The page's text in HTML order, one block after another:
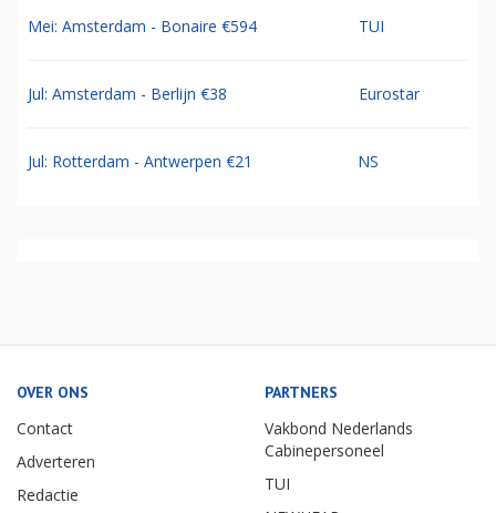
Mei: Amsterdam - Bonaire €594 TUI
Jul: Amsterdam - Berlijn €38 Eurostar
Jul: Rotterdam - Antwerpen €21 NS
OVER ONS
Contact
Adverteren
Redactie
PARTNERS
Vakbond Nederlands
Cabinepersoneel
TUI